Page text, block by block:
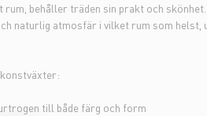
behåller träden sin prakt och
naturlig atmosfär i vilket rum som
till både färg och form